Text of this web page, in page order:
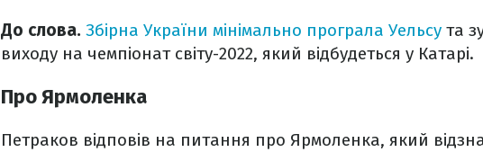
До слова. Збірна України мінімально програла Уельсу та
виходу на чемпіонат світу-2022, який відбудеться у Катарі.
Про Ярмоленка
Петраков відповів на питання про Ярмоленка, який